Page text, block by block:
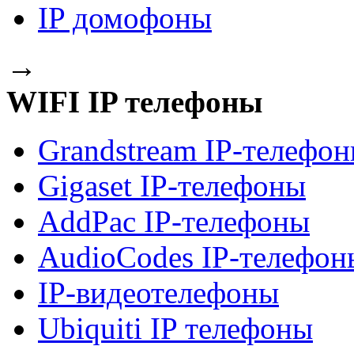
IP домофоны
→
WIFI IP телефоны
Grandstream IP-
Gigaset IP-телефоны
AddPac IP-телефоны
AudioCodes IP-
IP-видеотелефоны
Ubiquiti IP телефоны